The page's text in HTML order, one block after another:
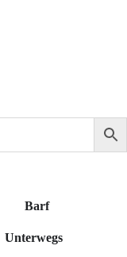
Barf
Unterwegs